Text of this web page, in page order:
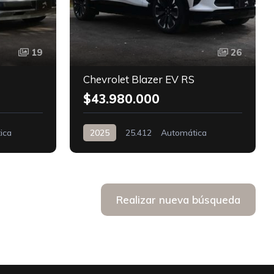
19 26
Chevrolet Blazer EV RS
$43.980.000
2025 25.412 Automática
Realizar nueva búsqueda